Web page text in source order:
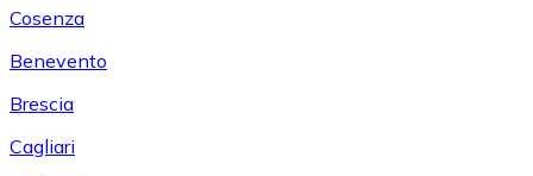
Cosenza
Benevento
Brescia
Cagliari